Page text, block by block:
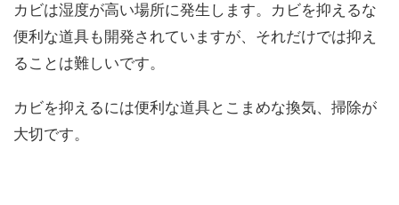
カビは湿度が高い場所に発生します。カビを抑えるな
便利な道具も開発されていますが、それだけでは抑え
ることは難しいです。
カビを抑えるには便利な道具とこまめな換気、掃除が
大切です。